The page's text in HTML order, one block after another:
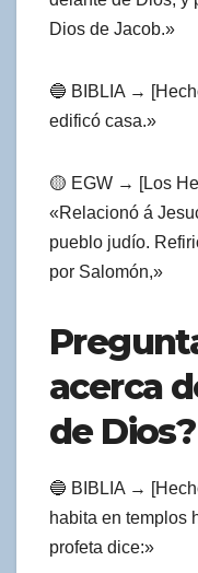
Dios de Jacob.»
🔵 BIBLIA →
edificó casa.»
🟡 EGW → [Los
«Relacionó á
pueblo judío.
por Salomón,»
acerca
de Dios?
🔵 BIBLIA →
habita en templos
profeta dice:»